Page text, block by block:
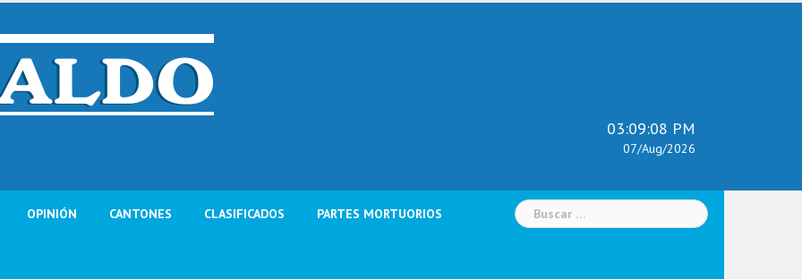
03:09:10 PM
07/Aug/2026
OPINIÓN CANTONES CLASIFICADOS PARTES MORTUORIOS Buscar: